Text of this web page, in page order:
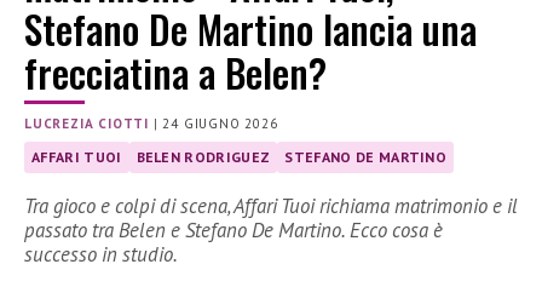
Stefano De Martino lancia una
frecciatina a Belen?
LUCREZIA CIOTTI |24 GIUGNO 2026
AFFARI TUOI BELEN RODRIGUEZ STEFANO DE MARTINO
Tra gioco e colpi di scena, Affari Tuoi richiama matrimonio e il
passato tra Belen e Stefano De Martino. Ecco cosa è
successo in studio.